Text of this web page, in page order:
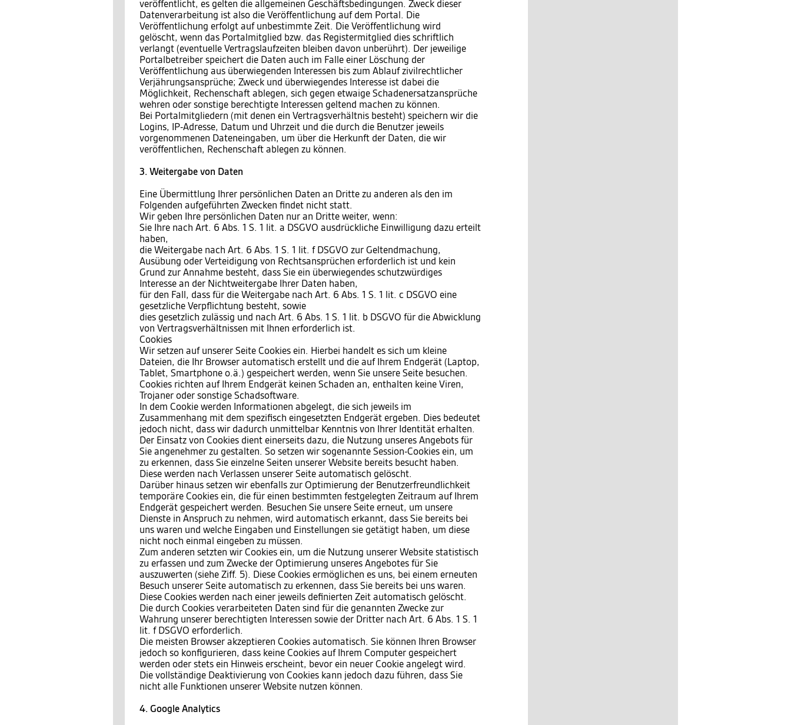
veröffentlicht, es gelten die allgemeinen Geschäftsbedingungen. Zweck dieser
Datenverarbeitung ist also die Veröffentlichung auf dem Portal. Die
Veröffentlichung erfolgt auf unbestimmte Zeit. Die Veröffentlichung wird
gelöscht, wenn das Portalmitglied bzw. das Registermitglied dies schriftlich
verlangt (eventuelle Vertragslaufzeiten bleiben davon unberührt). Der jeweilige
Portalbetreiber speichert die Daten auch im Falle einer Löschung der
Veröffentlichung aus überwiegenden Interessen bis zum Ablauf zivilrechtlicher
Verjährungsansprüche; Zweck und überwiegendes Interesse ist dabei die
Möglichkeit, Rechenschaft ablegen, sich gegen etwaige Schadenersatzansprüche
wehren oder sonstige berechtigte Interessen geltend machen zu können.
Bei Portalmitgliedern (mit denen ein Vertragsverhältnis besteht) speichern wir die
Logins, IP-Adresse, Datum und Uhrzeit und die durch die Benutzer jeweils
vorgenommenen Dateneingaben, um über die Herkunft der Daten, die wir
veröffentlichen, Rechenschaft ablegen zu können.
3. Weitergabe von Daten
Eine Übermittlung Ihrer persönlichen Daten an Dritte zu anderen als den im
Folgenden aufgeführten Zwecken findet nicht statt.
Wir geben Ihre persönlichen Daten nur an Dritte weiter, wenn:
Sie Ihre nach Art. 6 Abs. 1 S. 1 lit. a DSGVO ausdrückliche Einwilligung dazu erteilt
haben,
die Weitergabe nach Art. 6 Abs. 1 S. 1 lit. f DSGVO zur Geltendmachung,
Ausübung oder Verteidigung von Rechtsansprüchen erforderlich ist und kein
Grund zur Annahme besteht, dass Sie ein überwiegendes schutzwürdiges
Interesse an der Nichtweitergabe Ihrer Daten haben,
für den Fall, dass für die Weitergabe nach Art. 6 Abs. 1 S. 1 lit. c DSGVO eine
gesetzliche Verpflichtung besteht, sowie
dies gesetzlich zulässig und nach Art. 6 Abs. 1 S. 1 lit. b DSGVO für die Abwicklung
von Vertragsverhältnissen mit Ihnen erforderlich ist.
Cookies
Wir setzen auf unserer Seite Cookies ein. Hierbei handelt es sich um kleine
Dateien, die Ihr Browser automatisch erstellt und die auf Ihrem Endgerät (Laptop,
Tablet, Smartphone o.ä.) gespeichert werden, wenn Sie unsere Seite besuchen.
Cookies richten auf Ihrem Endgerät keinen Schaden an, enthalten keine Viren,
Trojaner oder sonstige Schadsoftware.
In dem Cookie werden Informationen abgelegt, die sich jeweils im
Zusammenhang mit dem spezifisch eingesetzten Endgerät ergeben. Dies bedeutet
jedoch nicht, dass wir dadurch unmittelbar Kenntnis von Ihrer Identität erhalten.
Der Einsatz von Cookies dient einerseits dazu, die Nutzung unseres Angebots für
Sie angenehmer zu gestalten. So setzen wir sogenannte Session-Cookies ein, um
zu erkennen, dass Sie einzelne Seiten unserer Website bereits besucht haben.
Diese werden nach Verlassen unserer Seite automatisch gelöscht.
Darüber hinaus setzen wir ebenfalls zur Optimierung der Benutzerfreundlichkeit
temporäre Cookies ein, die für einen bestimmten festgelegten Zeitraum auf Ihrem
Endgerät gespeichert werden. Besuchen Sie unsere Seite erneut, um unsere
Dienste in Anspruch zu nehmen, wird automatisch erkannt, dass Sie bereits bei
uns waren und welche Eingaben und Einstellungen sie getätigt haben, um diese
nicht noch einmal eingeben zu müssen.
Zum anderen setzten wir Cookies ein, um die Nutzung unserer Website statistisch
zu erfassen und zum Zwecke der Optimierung unseres Angebotes für Sie
auszuwerten (siehe Ziff. 5). Diese Cookies ermöglichen es uns, bei einem erneuten
Besuch unserer Seite automatisch zu erkennen, dass Sie bereits bei uns waren.
Diese Cookies werden nach einer jeweils definierten Zeit automatisch gelöscht.
Die durch Cookies verarbeiteten Daten sind für die genannten Zwecke zur
Wahrung unserer berechtigten Interessen sowie der Dritter nach Art. 6 Abs. 1 S. 1
lit. f DSGVO erforderlich.
Die meisten Browser akzeptieren Cookies automatisch. Sie können Ihren Browser
jedoch so konfigurieren, dass keine Cookies auf Ihrem Computer gespeichert
werden oder stets ein Hinweis erscheint, bevor ein neuer Cookie angelegt wird.
Die vollständige Deaktivierung von Cookies kann jedoch dazu führen, dass Sie
nicht alle Funktionen unserer Website nutzen können.
4. Google Analytics